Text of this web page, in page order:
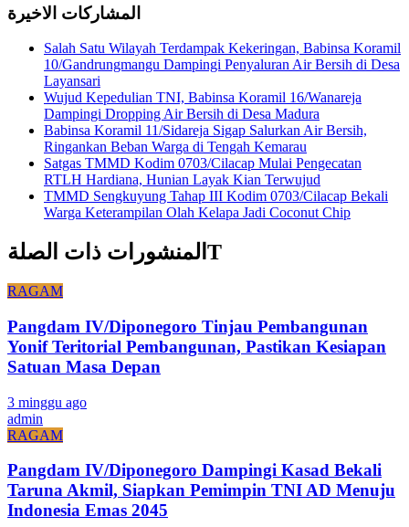
المشاركات الاخيرة
Salah Satu Wilayah Terdampak Kekeringan, Babinsa Koramil
10/Gandrungmangu Dampingi Penyaluran Air Bersih di Desa
Layansari
Wujud Kepedulian TNI, Babinsa Koramil 16/Wanareja
Dampingi Dropping Air Bersih di Desa Madura
Babinsa Koramil 11/Sidareja Sigap Salurkan Air Bersih,
Ringankan Beban Warga di Tengah Kemarau
Satgas TMMD Kodim 0703/Cilacap Mulai Pengecatan
RTLH Hardiana, Hunian Layak Kian Terwujud
TMMD Sengkuyung Tahap III Kodim 0703/Cilacap Bekali
Warga Keterampilan Olah Kelapa Jadi Coconut Chip
المنشورات ذات الصلةT
RAGAM
Pangdam IV/Diponegoro Tinjau Pembangunan
Yonif Teritorial Pembangunan, Pastikan Kesiapan
Satuan Masa Depan
3 minggu ago
admin
RAGAM
Pangdam IV/Diponegoro Dampingi Kasad Bekali
Taruna Akmil, Siapkan Pemimpin TNI AD Menuju
Indonesia Emas 2045